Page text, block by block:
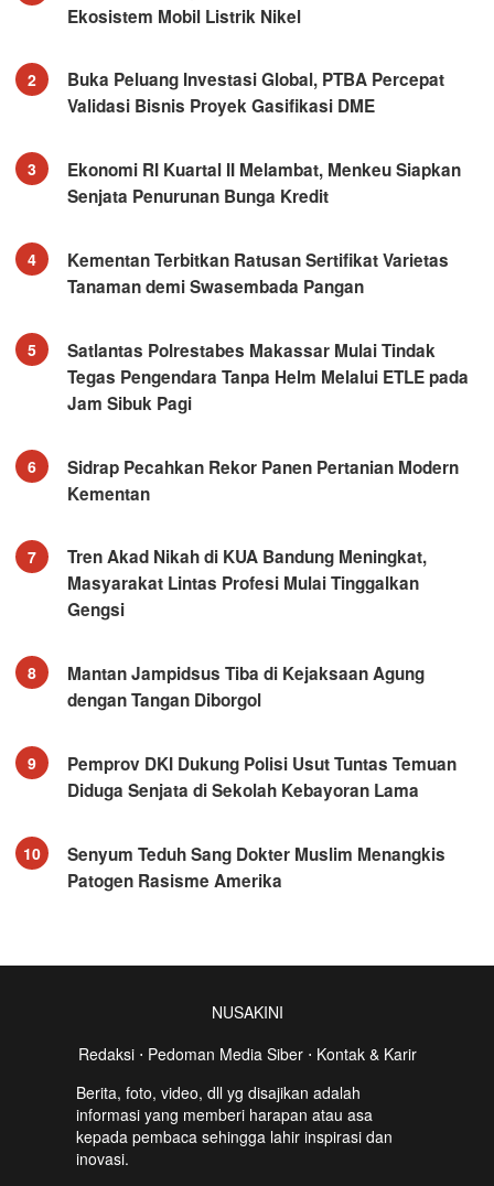
Ekosistem Mobil Listrik Nikel
2
Buka Peluang Investasi Global, PTBA Percepat
Validasi Bisnis Proyek Gasifikasi DME
3
Ekonomi RI Kuartal II Melambat, Menkeu Siapkan
Senjata Penurunan Bunga Kredit
4
Kementan Terbitkan Ratusan Sertifikat Varietas
Tanaman demi Swasembada Pangan
5
Satlantas Polrestabes Makassar Mulai Tindak
Tegas Pengendara Tanpa Helm Melalui ETLE pada
Jam Sibuk Pagi
6
Sidrap Pecahkan Rekor Panen Pertanian Modern
Kementan
7
Tren Akad Nikah di KUA Bandung Meningkat,
Masyarakat Lintas Profesi Mulai Tinggalkan
Gengsi
8
Mantan Jampidsus Tiba di Kejaksaan Agung
dengan Tangan Diborgol
9
Pemprov DKI Dukung Polisi Usut Tuntas Temuan
Diduga Senjata di Sekolah Kebayoran Lama
10
Senyum Teduh Sang Dokter Muslim Menangkis
Patogen Rasisme Amerika
NUSAKINI
Redaksi⋅ Pedoman Media Siber⋅ Kontak & Karir
Berita, foto, video, dll yg disajikan adalah
informasi yang memberi harapan atau asa
kepada pembaca sehingga lahir inspirasi dan
inovasi.